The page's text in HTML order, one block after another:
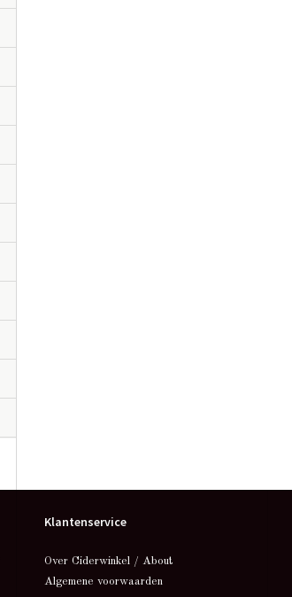
Klantenservice
Over Ciderwinkel / About
Algemene voorwaarden